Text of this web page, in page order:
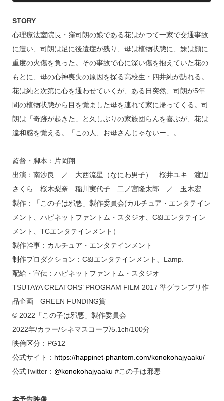
STORY
心理療法室院長・窪司朗の娘である花はかつて一家で交通事故
に遭い、司朗は足に後遺症が残り、母は植物状態に、妹は顔に
重度の火傷を負った。その事故で心に深い傷を抱えていた花の
もとに、母の心神喪失の原因を探る高校生・四井純が訪れる。
花は純と次第に心を通わせていくが、ある日突然、司朗が5年
間の植物状態から目を覚ました母を連れて家に帰ってくる。司
朗は「奇跡が起きた」と久しぶりの家族団らんを喜ぶが、花は
違和感を覚える。「この人、お母さんじゃないー」。
監督・脚本：片岡翔
出演：南沙良 ／ 大西流星（なにわ男子） 桜井ユキ 渡辺
さくら 桜木梨奈 稲川実代子 二ノ宮隆太郎 ／ 玉木宏
製作：「この子は邪悪」製作委員会(カルチュア・エンタテイン
メント、ハピネットファントム・スタジオ、C&Iエンタテイン
メント、TCエンタテインメント）
製作幹事：カルチュア・エンタテインメント
制作プロダクション：C&Iエンタテインメント、Lamp.
配給・宣伝：ハピネットファントム・スタジオ
TSUTAYA CREATORS’ PROGRAM FILM 2017 準グランプリ作
品企画 GREEN FUNDING賞
© 2022「この子は邪悪」製作委員会
2022年/カラー/シネマスコープ/5.1ch/100分
映倫区分：PG12
公式サイト： https://happinet-phantom.com/konokohajyaaku/
公式Twitter： @konokohajyaaku #この子は邪悪